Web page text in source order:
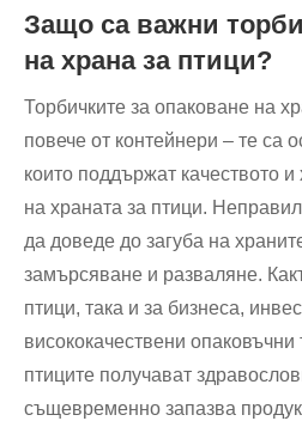
Защо са важни
на храна за птици?
Торбичките за опаковане на
повече от контейнери – те са
които поддържат качеството и
на храната за птици.
да доведе до загуба на
замърсяване и разваляне.
птици, така и за бизнеса,
висококачествени опаковъчни
птиците получават
същевременно запазва